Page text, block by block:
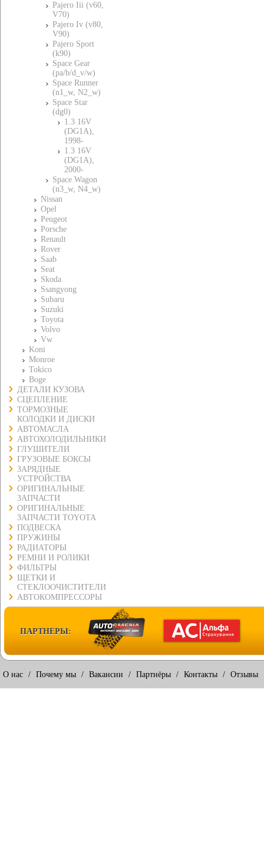
Pajero Iii (v60,
V70)
Pajero Iv (v80,
V90)
Pajero Sport
(k90)
Space Gear
(pa/b/d_v/w)
Space Runner
(n1_w, N2_w)
Space Star
(dg0)
1.3 16V
(DG1A),
1998-
1.3 16V
(DG1A),
2000-
Space Wagon
(n3_w, N4_w)
Nissan
Opel
Peugeot
Porsche
Renault
Rover
Saab
Seat
Skoda
Ssangyong
Subaru
Suzuki
Toyota
Volvo
Vw
Koni
Monroe
Tokico
Boge
ДЕТАЛИ КУЗОВА
СЦЕПЛЕНИЕ
ТОРМОЗНЫЕ
КОЛОДКИ И ДИСКИ
АВТОМАСЛА
АВТОХОЛОДИЛЬНИКИ
ГЛУШИТЕЛИ
ГРУЗОВЫЕ БОКСЫ
ЗАРЯДНЫЕ
УСТРОЙСТВА
ОРИГИНАЛЬНЫЕ
ЗАПЧАСТИ
ОРИГИНАЛЬНЫЕ
ЗАПЧАСТИ TOYOTA
ПОДВЕСКА
ПРУЖИНЫ
РАДИАТОРЫ
РЕМНИ И РОЛИКИ
ФИЛЬТРЫ
ЩЕТКИ И
СТЕКЛООЧИСТИТЕЛИ
АВТОКОМПРЕССОРЫ
ПАРТНЕРЫ:
О нас / Почему мы / Вакансии / Партнёры / Контакты / Отзывы